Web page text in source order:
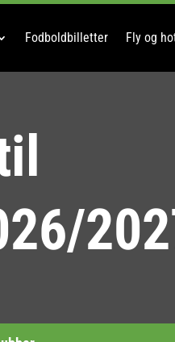
Fodboldbilletter Fly og